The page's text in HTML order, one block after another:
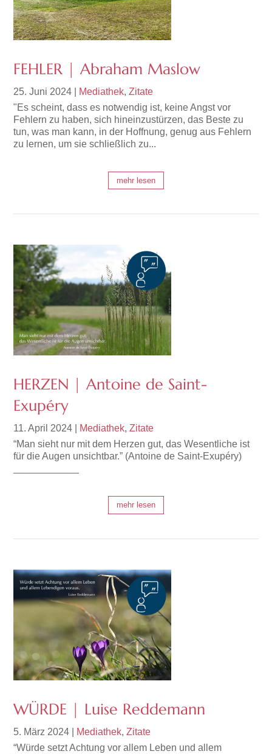
FEHLER | Abraham Maslow
25. Juni 2024 Mediathek,Zitate
"Es scheint, dass es notwendig ist, keine Angst vor
Fehlern zu haben, sich hineinzustürzen, das Beste zu
tun, was man kann, in der Hoffnung, genug aus Fehlern
zu lernen, um sie schließlich zu...
mehr lesen
HERZEN | Antoine de Saint-
Exupéry
11. April 2024 Mediathek,Zitate
“Man sieht nur mit dem Herzen gut, das Wesentliche ist
für die Augen unsichtbar.” (Antoine de Saint-Exupéry)
mehr lesen
WÜRDE | Luise Reddemann
5. März 2024 Mediathek,Zitate
“Würde setzt Achtung vor allem Leben und allem